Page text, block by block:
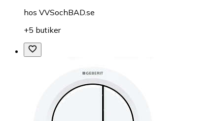
hos VVSochBAD.se
+5 butiker